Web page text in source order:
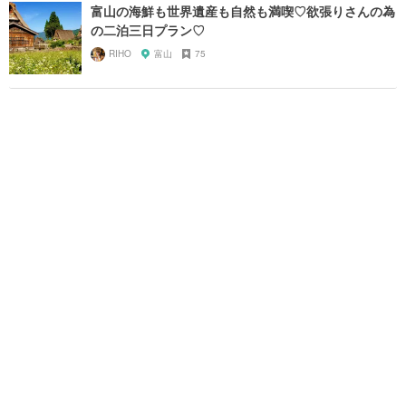
富山の海鮮も世界遺産も自然も満喫♡欲張りさんの為
の二泊三日プラン♡
RIHO 富山 75